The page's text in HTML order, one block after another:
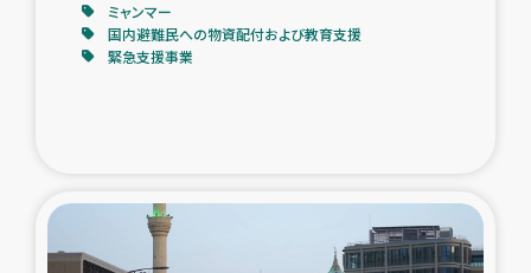
ミャンマー
国内避難民への物資配付および教育支援
緊急支援事業